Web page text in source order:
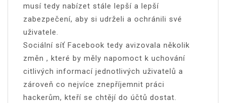
musí tedy nabízet stále lepší a lepší
zabezpečení, aby si udrželi a ochránili své
uživatele.
Sociální síť Facebook tedy avizovala několik
změn , které by měly napomoct k uchování
citlivých informací jednotlivých uživatelů a
zároveň co nejvíce znepříjemnit práci
hackerům, kteří se chtějí do účtů dostat.